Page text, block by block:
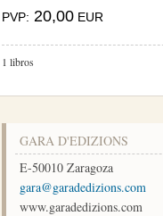
PVP: 20,00 EUR
1 libros
GARA D'EDIZIONS
E-50010 Zaragoza
moc.snoizidedarag@arag
www.garadedizions.com